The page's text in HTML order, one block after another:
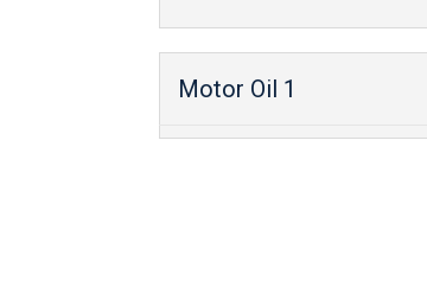
Motor Oil 1